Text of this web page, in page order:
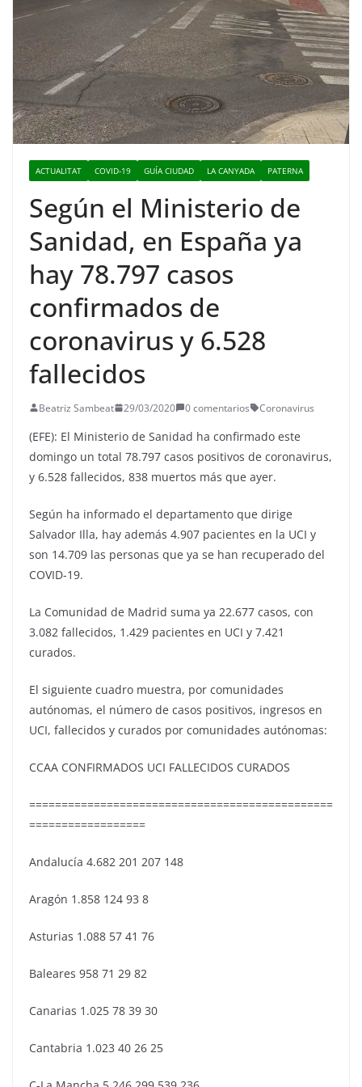
ACTUALITAT COVID-19 GUÍA CIUDAD LA CANYADA PATERNA
Según el Ministerio de
Sanidad, en España ya
hay 78.797 casos
confirmados de
coronavirus y 6.528
fallecidos
Beatriz Sambeat 29/03/2020 0 comentarios Coronavirus
(EFE): El Ministerio de Sanidad ha confirmado este
domingo un total 78.797 casos positivos de coronavirus,
y 6.528 fallecidos, 838 muertos más que ayer.
Según ha informado el departamento que dirige
Salvador Illa, hay además 4.907 pacientes en la UCI y
son 14.709 las personas que ya se han recuperado del
COVID-19.
La Comunidad de Madrid suma ya 22.677 casos, con
3.082 fallecidos, 1.429 pacientes en UCI y 7.421
curados.
El siguiente cuadro muestra, por comunidades
autónomas, el número de casos positivos, ingresos en
UCI, fallecidos y curados por comunidades autónomas:
CCAA CONFIRMADOS UCI FALLECIDOS CURADOS
===============================================
==================
Andalucía 4.682 201 207 148
Aragón 1.858 124 93 8
Asturias 1.088 57 41 76
Baleares 958 71 29 82
Canarias 1.025 78 39 30
Cantabria 1.023 40 26 25